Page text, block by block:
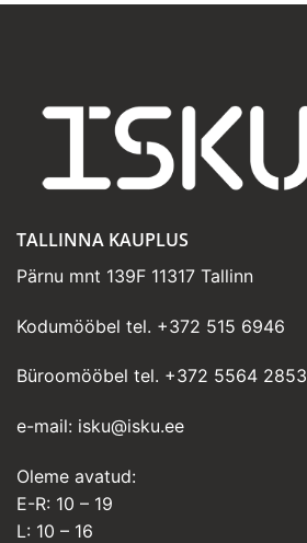
TALLINNA KAUPLUS
Pärnu mnt 139F 11317 Tallinn
Kodumööbel tel. +372 515 6946
Büroomööbel tel. +372 5564 2853
e-mail: isku@isku.ee
Oleme avatud:
E-R: 10 – 19
L: 10 – 16